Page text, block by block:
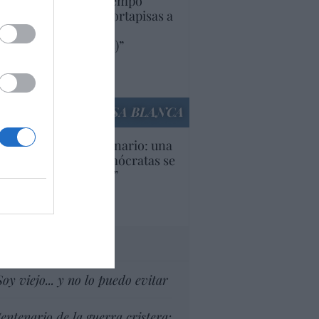
aranceles y cortapisas a
y compañías
(y europeas)”
anteriores
LA CASA BLANCA
Inquietante escenario: una
parte de los demócratas se
como “socialista”
anteriores
viejo... y no lo puedo evitar